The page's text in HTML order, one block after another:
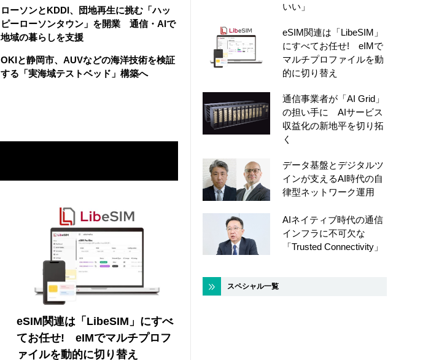
ローソンとKDDI、団地再生に挑む「ハッ
ピーローソンタウン」を開業 通信・AIで
地域の暮らしを支援
OKIと静岡市、AUVなどの海洋技術を検証
する「実海域テストベッド」構築へ
eSIM関連は「LibeSIM」にすべ
てお任せ! eIMでマルチプロフ
ァイルを動的に切り替え
いい」
eSIM関連は「LibeSIM」
にすべてお任せ! eIMで
マルチプロファイルを動
的に切り替え
通信事業者が「AI Grid」
の担い手に AIサービス
収益化の新地平を切り拓
く
データ基盤とデジタルツ
インが支えるAI時代の自
律型ネットワーク運用
AIネイティブ時代の通信
インフラに不可欠な
「Trusted Connectivity」
スペシャル一覧